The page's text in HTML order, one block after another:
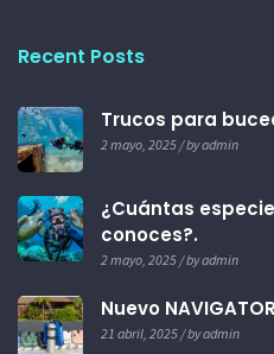
Recent Posts
Trucos para
2 mayo, 2025 / by admin
¿Cuántas
conoces?.
2 mayo, 2025 / by admin
Nuevo
21 abril, 2025 / by admin